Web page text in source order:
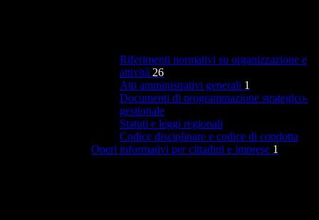
Riferimenti normativi su organizzazione e
attività 26
Atti amministrativi generali 1
Documenti di programmazione strategico-
gestionale
Statuti e leggi regionali
Codice disciplinare e codice di condotta
Oneri informativi per cittadini e imprese 1